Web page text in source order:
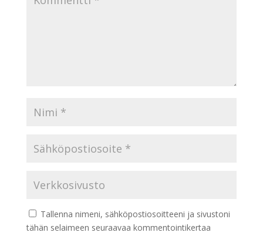
Tallenna nimeni, sähköpostiosoitteeni ja sivustoni
tähän selaimeen seuraavaa kommentointikertaa